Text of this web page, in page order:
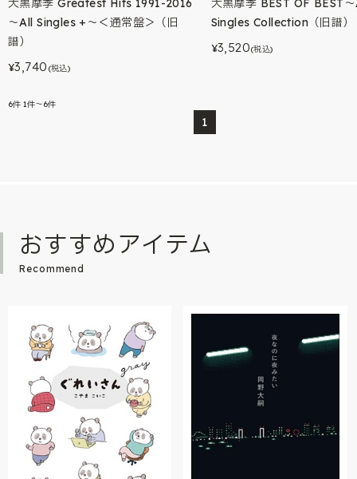
大黒摩季 Greatest Hits 1991-2016
～All Singles +～＜通常盤＞（旧
譜）
¥3,740 (税込)
大黒摩季 BEST OF BEST
Singles Collection（旧譜）
¥3,520(税込)
6件 1件～6件
1
おすすめアイテム
Recommend